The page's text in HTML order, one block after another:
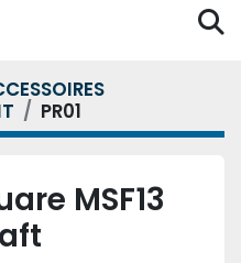
PR01
MSF13